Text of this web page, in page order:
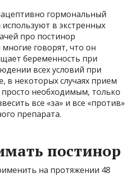
гормональный
в экстренных
про постинор
говорят, что он
беременность при
всех условий при
в некоторых случаях прием
просто необходимым, только
все «за» и все «против»
препарата.
постинор
на протяжении 48